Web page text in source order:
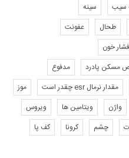
سیب
سینه
طحال
عفونت
فشار خون
مسکن پادرد
مدفوع
مقدار نرمال esr چقدر است
موز
واژن ویتامین ها
ویروس
چشم کرونا
کف پا